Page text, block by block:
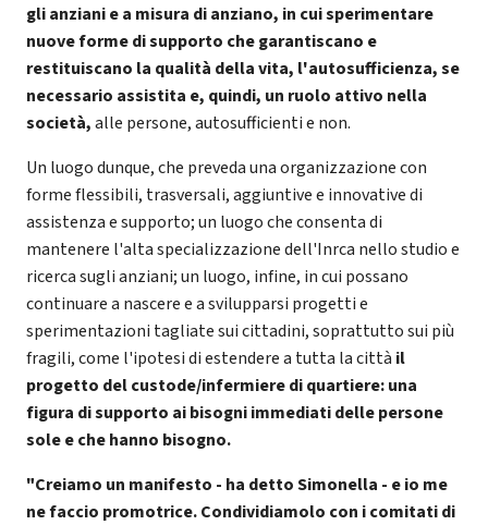
gli anziani e a misura di anziano, in cui sperimentare
nuove forme di supporto che garantiscano e
restituiscano la qualità della vita, l'autosufficienza, se
necessario assistita e, quindi, un ruolo attivo nella
società,alle persone, autosufficienti e non.
Un luogo dunque, che preveda una organizzazione con
forme flessibili, trasversali, aggiuntive e innovative di
assistenza e supporto; un luogo che consenta di
mantenere l'alta specializzazione dell'Inrca nello studio e
ricerca sugli anziani; un luogo, infine, in cui possano
continuare a nascere e a svilupparsi progetti e
sperimentazioni tagliate sui cittadini, soprattutto sui più
fragili, come l'ipotesi di estendere a tutta la città il
progetto del custode/infermiere di quartiere: una
figura di supporto ai bisogni immediati delle persone
sole e che hanno bisogno.
"Creiamo un manifesto - ha detto Simonella - e io me
ne faccio promotrice. Condividiamolo con i comitati di